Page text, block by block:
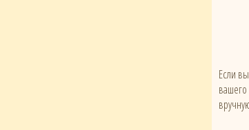
Если